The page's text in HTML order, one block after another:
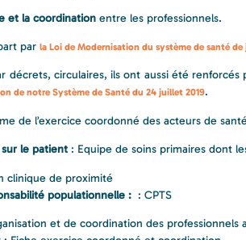
et la coordination entre les professionnels.
par la Loi de Modernisation du système de santé de
décrets, circulaires, ils ont aussi été
de notre Système de Santé du 24 juillet 2019.
de l’exercice coordonné des acteurs de
le patient : Equipe de soins primaires dont
clinique de proximité
populationnelle : : CPTS
et de coordination des